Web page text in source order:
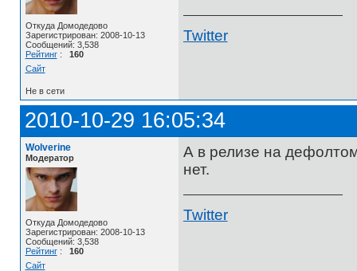
Откуда Домодедово
Зарегистрирован: 2008-10-13
Сообщений: 3,538
Рейтинг: 160
Сайт
Twitter
Не в сети
2010-10-29 16:05:34
Wolverine
Модератор
Откуда Домодедово
Зарегистрирован: 2008-10-13
Сообщений: 3,538
Рейтинг: 160
Сайт
А в релизе на
нет.
Twitter